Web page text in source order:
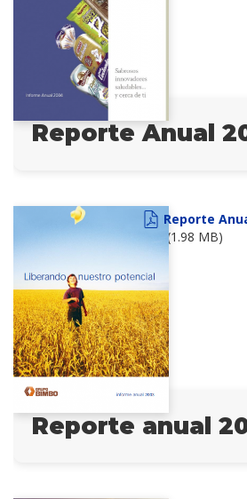
Reporte Anual
Reporte
(1.98 MB)
Reporte anual